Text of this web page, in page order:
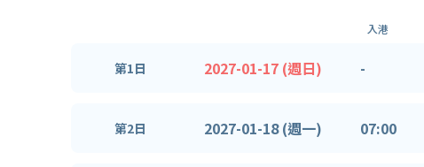
入港
第1日 2027-01-17 (週日) -
第2日 2027-01-18 (週一) 07:00